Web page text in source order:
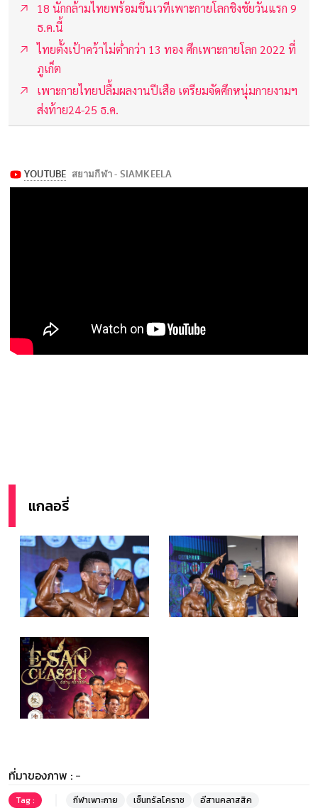
18 นักกล้ามไทยพร้อมขึ้นเวทีเพาะกายโลกชิงชัยวันแรก 9
ธ.ค.นี้
ไทยตั้งเป้าคว้าไม่ต่ำกว่า 13 ทอง ศึกเพาะกายโลก 2022 ที่
ภูเก็ต
เพาะกายไทยปลื้มผลงานปีเสือ เตรียมจัดศึกหนุ่มกายงามฯ
ส่งท้าย24-25 ธ.ค.
แกลอรี่
ที่มาของภาพ : -
Tag : กีฬาเพาะกาย เซ็นทรัลโคราช
อีสานคลาสสิค